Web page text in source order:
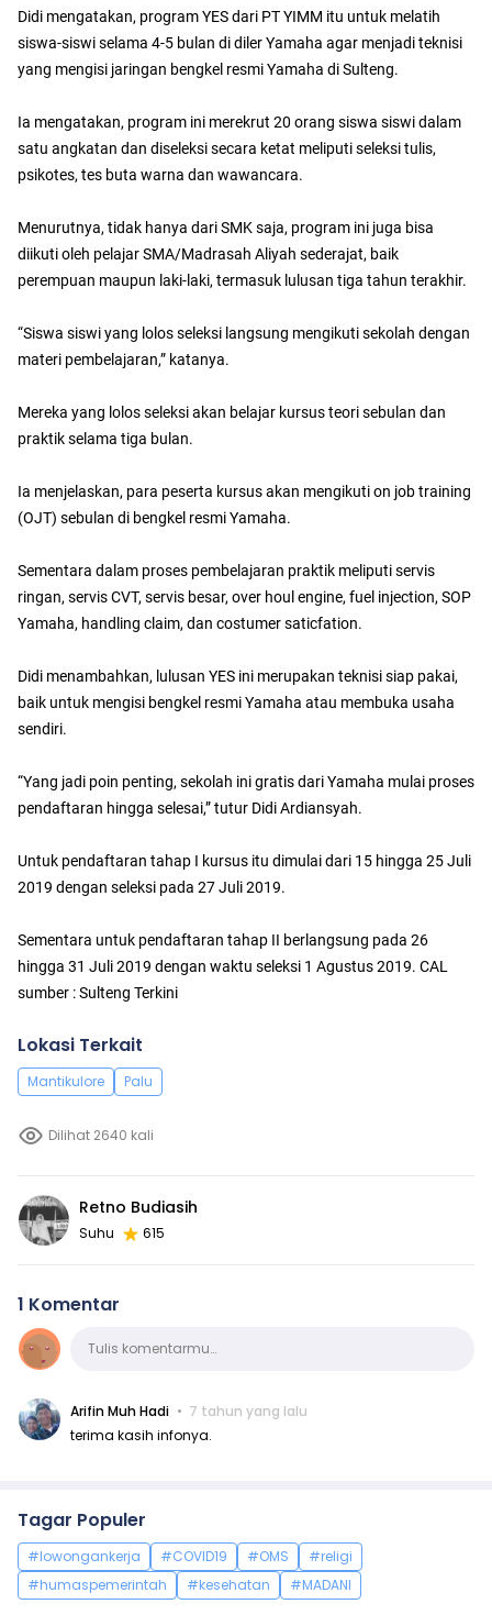
Didi mengatakan, program YES dari PT YIMM itu untuk melatih
siswa-siswi selama 4-5 bulan di diler Yamaha agar menjadi teknisi
yang mengisi jaringan bengkel resmi Yamaha di Sulteng.
Ia mengatakan, program ini merekrut 20 orang siswa siswi dalam
satu angkatan dan diseleksi secara ketat meliputi seleksi tulis,
psikotes, tes buta warna dan wawancara.
Menurutnya, tidak hanya dari SMK saja, program ini juga bisa
diikuti oleh pelajar SMA/Madrasah Aliyah sederajat, baik
perempuan maupun laki-laki, termasuk lulusan tiga tahun terakhir.
“Siswa siswi yang lolos seleksi langsung mengikuti sekolah dengan
materi pembelajaran,” katanya.
Mereka yang lolos seleksi akan belajar kursus teori sebulan dan
praktik selama tiga bulan.
Ia menjelaskan, para peserta kursus akan mengikuti on job training
(OJT) sebulan di bengkel resmi Yamaha.
Sementara dalam proses pembelajaran praktik meliputi servis
ringan, servis CVT, servis besar, over houl engine, fuel injection, SOP
Yamaha, handling claim, dan costumer saticfation.
Didi menambahkan, lulusan YES ini merupakan teknisi siap pakai,
baik untuk mengisi bengkel resmi Yamaha atau membuka usaha
sendiri.
“Yang jadi poin penting, sekolah ini gratis dari Yamaha mulai proses
pendaftaran hingga selesai,” tutur Didi Ardiansyah.
Untuk pendaftaran tahap I kursus itu dimulai dari 15 hingga 25 Juli
2019 dengan seleksi pada 27 Juli 2019.
Sementara untuk pendaftaran tahap II berlangsung pada 26
hingga 31 Juli 2019 dengan waktu seleksi 1 Agustus 2019. CAL
sumber : Sulteng Terkini
Lokasi Terkait
Mantikulore Palu
Dilihat 2640 kali
Retno Budiasih
Suhu 615
1 Komentar
KomentarTulis komentarmu…
Arifin Muh Hadi
7 tahun yang lalu
terima kasih infonya.
Tagar Populer
#lowongankerja #COVID19 #OMS
#religi
#humaspemerintah
#kesehatan #MADANI